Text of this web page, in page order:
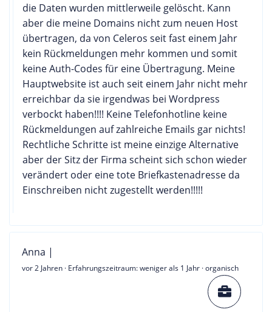
die Daten wurden mittlerweile gelöscht. Kann
aber die meine Domains nicht zum neuen Host
übertragen, da von Celeros seit fast einem Jahr
kein Rückmeldungen mehr kommen und somit
keine Auth-Codes für eine Übertragung. Meine
Hauptwebsite ist auch seit einem Jahr nicht mehr
erreichbar da sie irgendwas bei Wordpress
verbockt haben!!!! Keine Telefonhotline keine
Rückmeldungen auf zahlreiche Emails gar nichts!
Rechtliche Schritte ist meine einzige Alternative
aber der Sitz der Firma scheint sich schon wieder
verändert oder eine tote Briefkastenadresse da
Einschreiben nicht zugestellt werden!!!!!
Anna |
vor 2 Jahren · Erfahrungszeitraum: weniger als 1 Jahr · organisch